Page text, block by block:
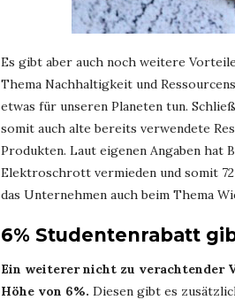
Es gibt aber auch noch weitere
Thema Nachhaltigkeit und
etwas für unseren Planeten tun.
somit auch alte bereits verwendete
Produkten. Laut eigenen Angaben hat
Elektroschrott vermieden und somit
das Unternehmen auch beim Thema
6% Studentenrabatt
Ein weiterer nicht zu verachtender
Höhe von 6%. Diesen gibt es